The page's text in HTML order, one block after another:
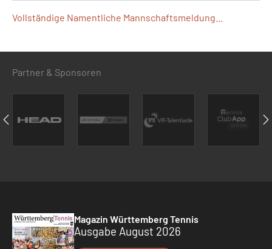
Vollständige Namentliche Mannschaftsmeldung...
Partner & Sponsoren
Magazin Württemberg Tennis
Ausgabe August 2026